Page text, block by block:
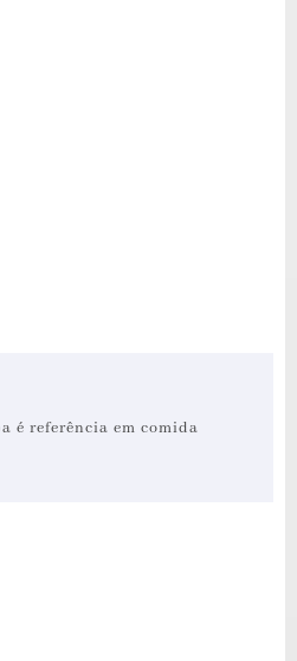
é referência em comida